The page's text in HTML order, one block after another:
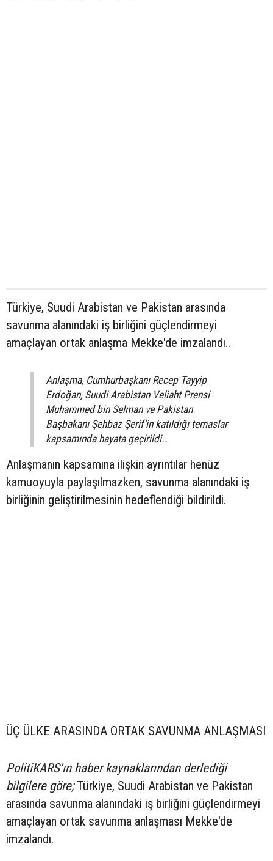
Türkiye, Suudi Arabistan ve Pakistan arasında
savunma alanındaki iş birliğini güçlendirmeyi
amaçlayan ortak anlaşma Mekke'de imzalandı..
Anlaşma, Cumhurbaşkanı Recep Tayyip
Erdoğan, Suudi Arabistan Veliaht Prensi
Muhammed bin Selman ve Pakistan
Başbakanı Şehbaz Şerif'in katıldığı temaslar
kapsamında hayata geçirildi..
Anlaşmanın kapsamına ilişkin ayrıntılar henüz
kamuoyuyla paylaşılmazken, savunma alanındaki iş
birliğinin geliştirilmesinin hedeflendiği bildirildi.
ÜÇ ÜLKE ARASINDA ORTAK SAVUNMA ANLAŞMASI
PolitiKARS'ın haber kaynaklarından derlediği
bilgilere göre;Türkiye, Suudi Arabistan ve Pakistan
arasında savunma alanındaki iş birliğini güçlendirmeyi
amaçlayan ortak savunma anlaşması Mekke'de
imzalandı.